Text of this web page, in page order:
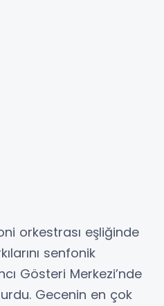
orkestrası eşliğinde
senfonik
Gösteri Merkezi’nde
Gecenin en çok